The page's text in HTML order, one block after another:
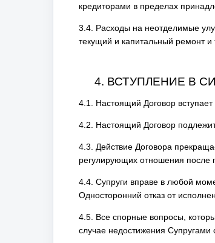
кредиторами в пределах
3.4. Расходы на неотделимые
текущий и капитальный ремонт
4. ВСТУПЛЕНИЕ В
4.1. Настоящий Договор вступает
4.2. Настоящий Договор
4.3. Действие Договора
регулирующих отношения после
4.4. Супруги вправе в любой
Односторонний отказ от
4.5. Все спорные вопросы,
случае недостижения Супругами